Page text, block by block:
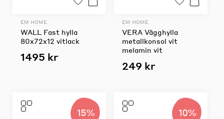
EM HOME
WALL Fast hylla
80x72x12 vitlack
1495 kr
EM HOME
VERA Vägghylla
metallkonsol vit
melamin vit
249 kr
15% 10%